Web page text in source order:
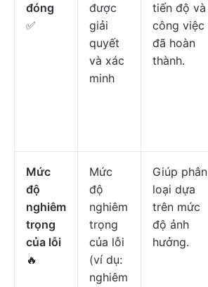
đóng
✅
được
giải
quyết
và xác
minh
tiến độ và
công việc
đã hoàn
thành.
Mức
độ
nghiêm
trọng
của lỗi
🔥
Mức
độ
nghiêm
trọng
của lỗi
(ví dụ:
nghiêm
Giúp phân
loại dựa
trên mức
độ ảnh
hưởng.